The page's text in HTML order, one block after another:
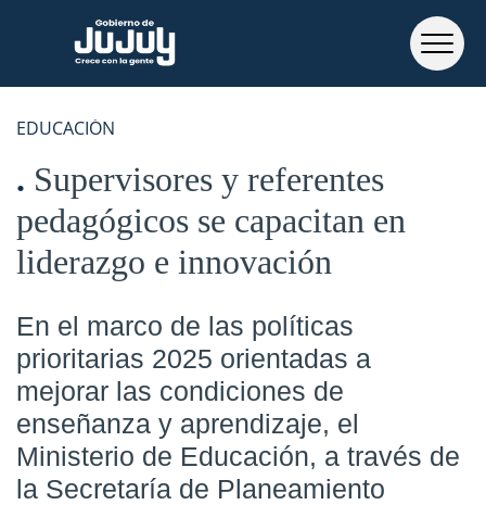
EDUCACIÓN
Supervisores y referentes
pedagógicos se capacitan en
liderazgo e innovación
En el marco de las políticas
prioritarias 2025 orientadas a
mejorar las condiciones de
enseñanza y aprendizaje, el
Ministerio de Educación, a través de
la Secretaría de Planeamiento